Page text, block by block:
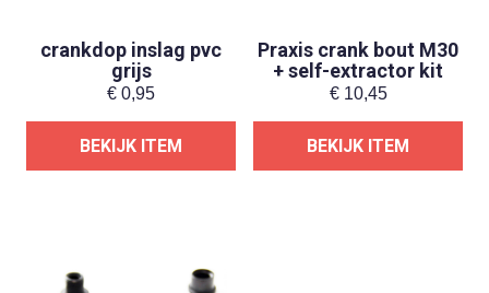
crankdop inslag pvc
grijs
€ 0,95
BEKIJK ITEM
Praxis crank bout M30
+ self-extractor kit
€10,45
BEKIJK ITEM